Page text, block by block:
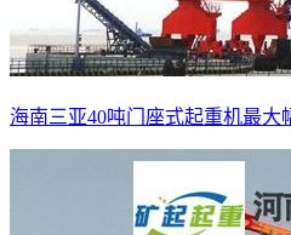
海南三亚40吨门座式起重机最大